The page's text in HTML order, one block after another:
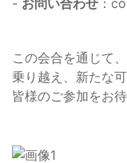
この会合を通じて
乗り越え、新たな
皆様のご参加をお